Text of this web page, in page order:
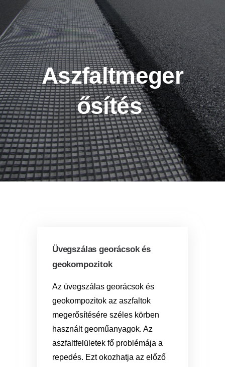
Aszfaltmeger
ősítés
Üvegszálas georácsok és
geokompozitok
Az üvegszálas georácsok és
geokompozitok az aszfaltok
megerősítésére széles körben
használt geoműanyagok. Az
aszfaltfelületek fő problémája a
repedés. Ezt okozhatja az előző